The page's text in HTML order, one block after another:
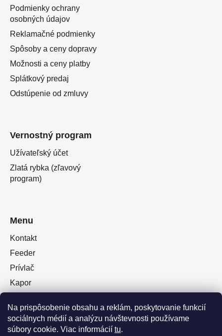
Na prispôsobenie obsahu a reklám, poskytovanie funkcií
sociálnych médií a analýzu návštevnosti používame
súbory cookie. Viac informácií tu.
Podmienky ochrany
osobných údajov
Reklamačné podmienky
Spôsoby a ceny dopravy
Možnosti a ceny platby
Splátkový predaj
Odstúpenie od zmluvy
Vernostný program
Užívateľský účet
Zlatá rybka (zľavový
program)
Menu
Kontakt
Feeder
Prívlač
Kapor
Plávaná
Muškárina